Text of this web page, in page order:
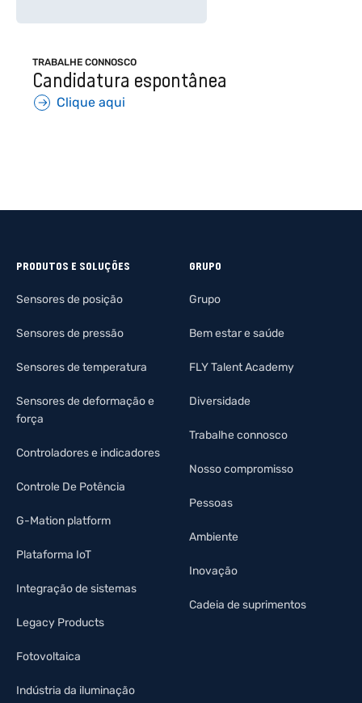
TRABALHE CONNOSCO
Candidatura espontânea
Clique aqui
PRODUTOS E SOLUÇÕES
Sensores de posição
Sensores de pressão
Sensores de temperatura
Sensores de deformação e
força
Controladores e indicadores
Controle De Potência
G-Mation platform
Plataforma IoT
Integração de sistemas
Legacy Products
Fotovoltaica
Indústria da iluminação
GRUPO
Grupo
Bem estar e saúde
FLY Talent Academy
Diversidade
Trabalhe connosco
Nosso compromisso
Pessoas
Ambiente
Inovação
Cadeia de suprimentos